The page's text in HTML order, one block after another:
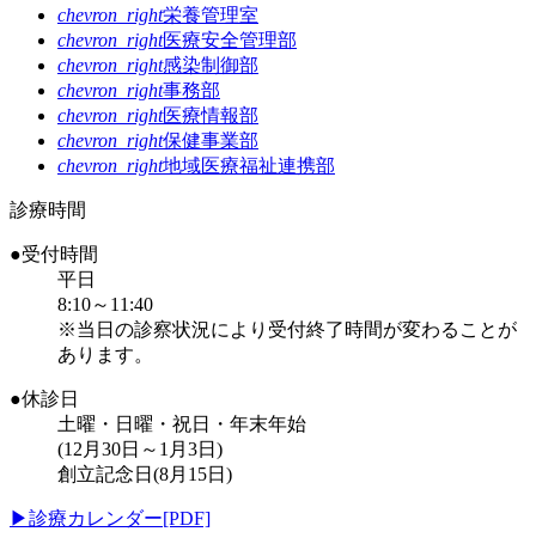
chevron_right栄養管理室
chevron_right医療安全管理部
chevron_right感染制御部
chevron_right事務部
chevron_right医療情報部
chevron_right保健事業部
chevron_right地域医療福祉連携部
診療時間
●受付時間
平日
8:10～11:40
※当日の診察状況により受付終了時間が変わることが
あります。
●休診日
土曜・日曜・祝日・年末年始
(12月30日～1月3日)
創立記念日(8月15日)
▶診療カレンダー[PDF]